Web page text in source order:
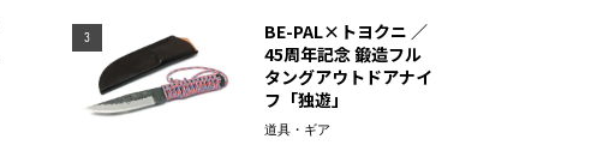
3
BE-PAL×トヨクニ ／
45周年記念 鍛造フル
タングアウトドアナイ
フ「独遊」
道具・ギア